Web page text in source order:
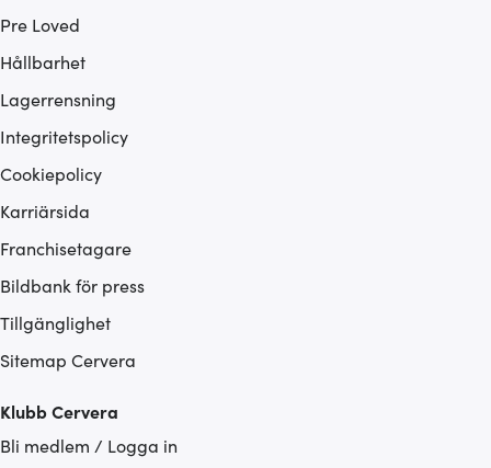
Pre Loved
Hållbarhet
Lagerrensning
Integritetspolicy
Cookiepolicy
Karriärsida
Franchisetagare
Bildbank för press
Tillgänglighet
Sitemap Cervera
Klubb Cervera
Bli medlem / Logga in